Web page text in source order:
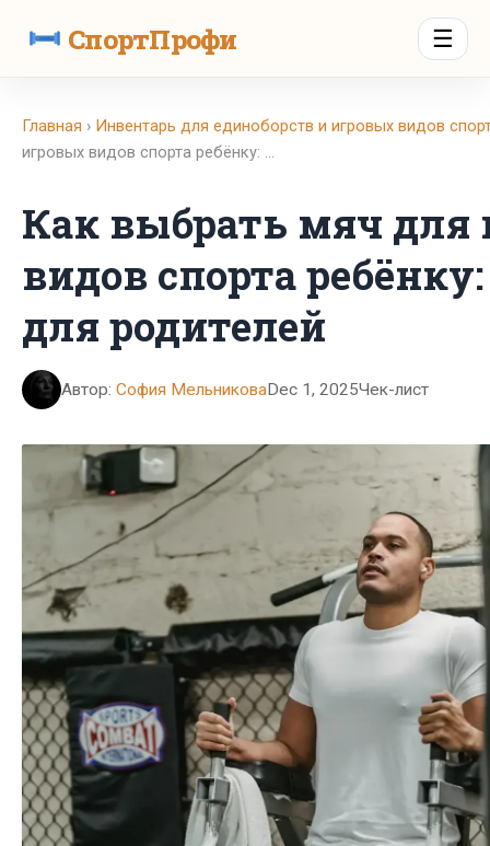
СпортПрофи ☰
Главная › Инвентарь для единоборств и игровых видов
игровых видов спорта ребёнку: …
Как выбрать мяч для
видов спорта
для родителей
Автор: София МельниковаDec 1, 2025Чек-лист